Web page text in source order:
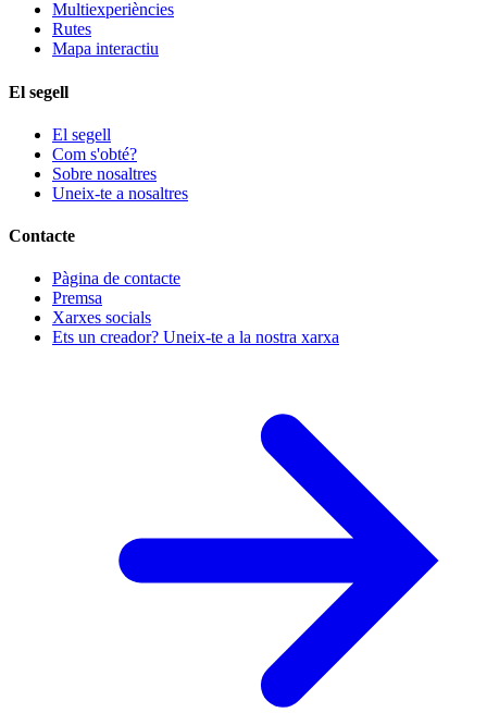
Multiexperiències
Rutes
Mapa interactiu
El segell
El segell
Com s'obté?
Sobre nosaltres
Uneix-te a nosaltres
Contacte
Pàgina de contacte
Premsa
Xarxes socials
Ets un creador? Uneix-te a la nostra xarxa